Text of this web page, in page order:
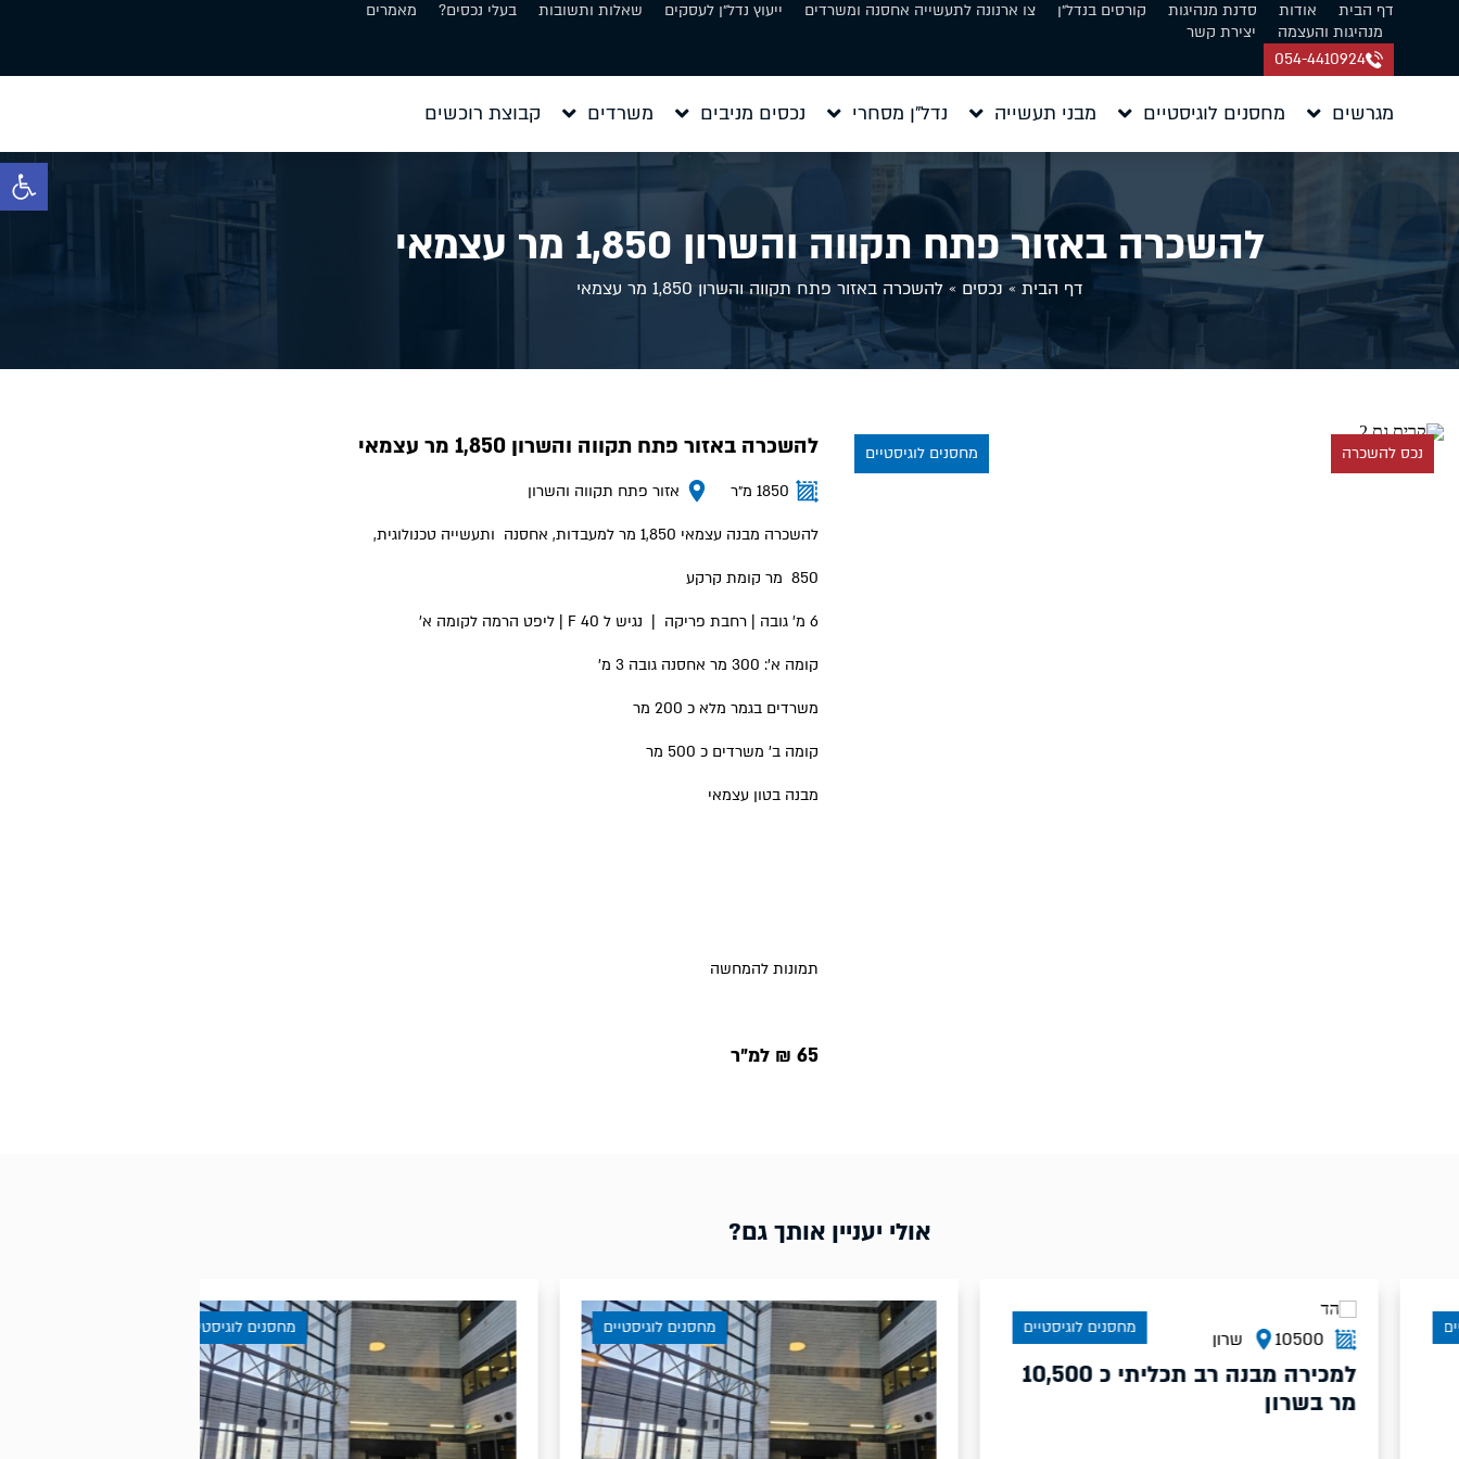
פתח
דף הבית אודות סדנת מנהיגות קורסים בנדל״ן צו ארנונה לתעשייה אחסנה ומשרדים ייעוץ נדל״ן לעסקים שאלות ותשובות בעלי נכסים?
מאמרים
מנהיגות והעצמה
יצירת קשר
054-4410924
מגרשים מחסנים לוגיסטיים מבני תעשייה נדל״ן מסחרי נכסים מניבים משרדים קבוצת רוכשים
להשכרה באזור פתח תקווה והשרון 1,850 מר עצמאי
דף הבית »נכסים »להשכרה באזור פתח תקווה והשרון 1,850 מר עצמאי
מחסנים לוגיסטיים נכס להשכרה להשכרה באזור פתח תקווה והשרון 1,850 מר עצמאי
1850 מ״ר אזור פתח תקווה והשרון
להשכרה מבנה עצמאי 1,850 מר למעבדות, אחסנה ותעשייה טכנולוגית,
850 מר קומת קרקע
6 מ' גובה | רחבת פריקה | נגיש ל 40 F | ליפט הרמה לקומה א'
קומה א': 300 מר אחסנה גובה 3 מ'
משרדים בגמר מלא כ 200 מר
קומה ב' משרדים כ 500 מר
מבנה בטון עצמאי
תמונות להמחשה
65 ₪ למ״ר
אולי יעניין אותך גם?
10500 שרון
למכירה מבנה רב תכליתי כ 10,500
מר בשרון
מחסנים לוגיסטיים מחסנים לוגיסטיים מחסנים לוגיסטיים